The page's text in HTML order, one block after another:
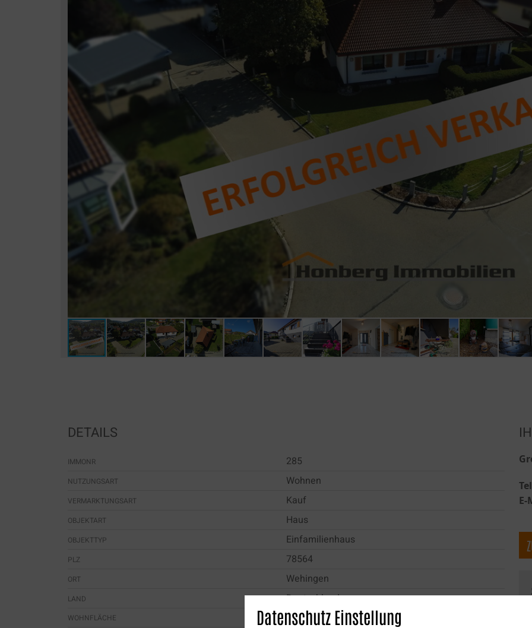
DETAILS
IMMONR 285
NUTZUNGSART Wohnen
VERMARKTUNGSART Kauf
OBJEKTART Haus
OBJEKTTYP Einfamilienhaus
PLZ 78564
ORT Wehingen
LAND Deutschland
WOHNFLÄCHE 170 m²
E-
Datenschutz Einstellung